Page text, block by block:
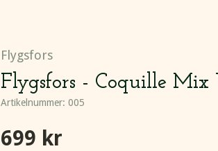
Flygsfors
Flygsfors - Coquille
Artikelnummer: 005
699 kr